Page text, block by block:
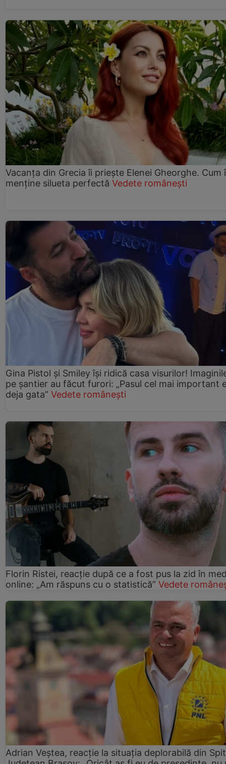
Vacanța din Grecia îi priește Elenei Gheorghe. Cum
menține silueta perfectă Vedete românești
Gina Pistol și Smiley își ridică casa visurilor!
pe șantier au făcut furori: „Pasul cel mai important
deja gata” Vedete românești
Florin Ristei, reacție după ce a fost pus la zid în
online: „Am răspuns cu o statistică” Vedete
Adrian Veștea, reacție la situația deplorabilă din